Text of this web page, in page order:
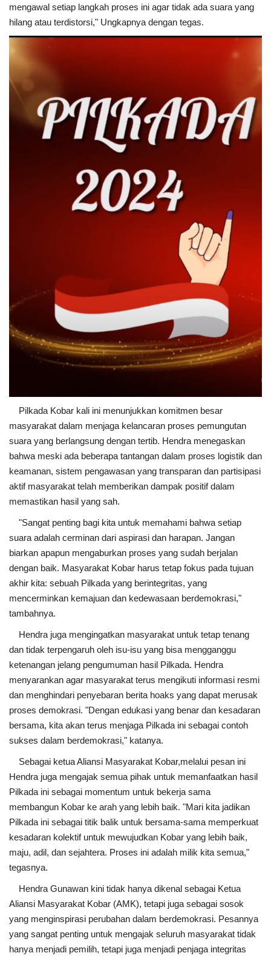
mengawal setiap langkah proses ini agar tidak ada suara yang
hilang atau terdistorsi," Ungkapnya dengan tegas.
Pilkada Kobar kali ini menunjukkan komitmen besar
masyarakat dalam menjaga kelancaran proses pemungutan
suara yang berlangsung dengan tertib. Hendra menegaskan
bahwa meski ada beberapa tantangan dalam proses logistik dan
keamanan, sistem pengawasan yang transparan dan partisipasi
aktif masyarakat telah memberikan dampak positif dalam
memastikan hasil yang sah.
"Sangat penting bagi kita untuk memahami bahwa setiap
suara adalah cerminan dari aspirasi dan harapan. Jangan
biarkan apapun mengaburkan proses yang sudah berjalan
dengan baik. Masyarakat Kobar harus tetap fokus pada tujuan
akhir kita: sebuah Pilkada yang berintegritas, yang
mencerminkan kemajuan dan kedewasaan berdemokrasi,"
tambahnya.
Hendra juga mengingatkan masyarakat untuk tetap tenang
dan tidak terpengaruh oleh isu-isu yang bisa mengganggu
ketenangan jelang pengumuman hasil Pilkada. Hendra
menyarankan agar masyarakat terus mengikuti informasi resmi
dan menghindari penyebaran berita hoaks yang dapat merusak
proses demokrasi. "Dengan edukasi yang benar dan kesadaran
bersama, kita akan terus menjaga Pilkada ini sebagai contoh
sukses dalam berdemokrasi," katanya.
Sebagai ketua Aliansi Masyarakat Kobar,melalui pesan ini
Hendra juga mengajak semua pihak untuk memanfaatkan hasil
Pilkada ini sebagai momentum untuk bekerja sama
membangun Kobar ke arah yang lebih baik. "Mari kita jadikan
Pilkada ini sebagai titik balik untuk bersama-sama memperkuat
kesadaran kolektif untuk mewujudkan Kobar yang lebih baik,
maju, adil, dan sejahtera. Proses ini adalah milik kita semua,"
tegasnya.
Hendra Gunawan kini tidak hanya dikenal sebagai Ketua
Aliansi Masyarakat Kobar (AMK), tetapi juga sebagai sosok
yang menginspirasi perubahan dalam berdemokrasi. Pesannya
yang sangat penting untuk mengajak seluruh masyarakat tidak
hanya menjadi pemilih, tetapi juga menjadi penjaga integritas